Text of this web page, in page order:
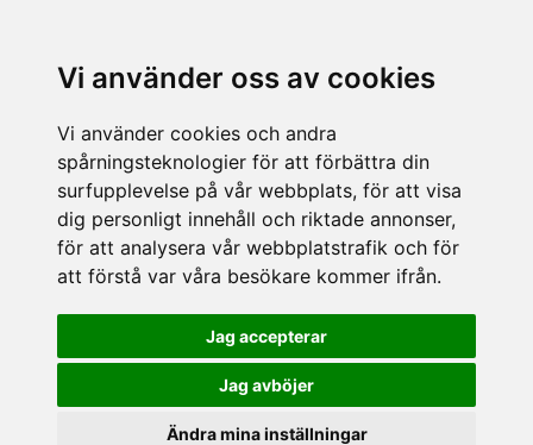
Vi använder oss av cookies
Vi använder cookies och andra
spårningsteknologier för att förbättra din
surfupplevelse på vår webbplats, för att visa
dig personligt innehåll och riktade annonser,
för att analysera vår webbplatstrafik och för
att förstå var våra besökare kommer ifrån.
Jag accepterar
Jag avböjer
Ändra mina inställningar